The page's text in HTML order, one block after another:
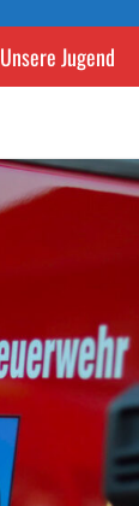
Unsere Jugend